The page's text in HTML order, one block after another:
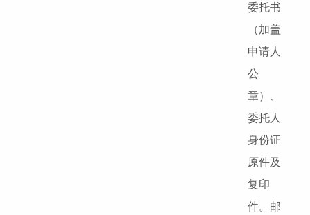
委托书
（加盖
申请人
公
章）、
委托人
身份证
原件及
复印
件。邮